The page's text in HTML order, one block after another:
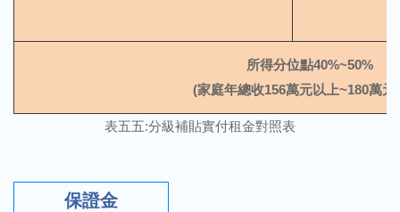
所得分位點40%~50%
(家庭年總收156萬元以上~180萬元
表五五:分級補貼實付租金對照表
保證金